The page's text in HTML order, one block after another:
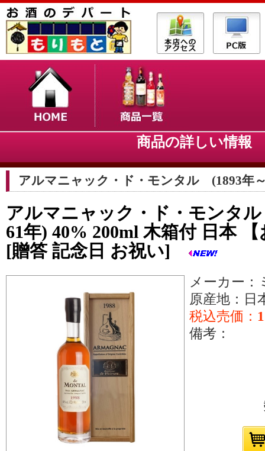
商品の詳しい情
アルマニャック・ド・モンタル (1893年
アルマニャック・ド・モンタル
61年) 40% 200ml 木箱付 日本
[贈答 記念日 お祝い]
メーカー：
原産地：日
税込売価：
備考：